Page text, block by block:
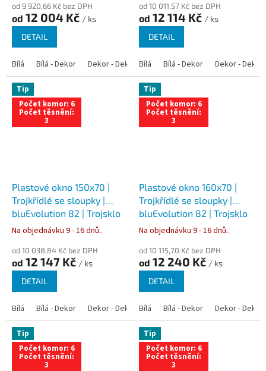
od 9 920,66 Kč bez DPH
od 12 004 Kč / ks
DETAIL
Bílá Bílá - Dekor Dekor - Dekor Bílá - Antracit Bílá - Zlatý dub
od 10 011,57 Kč bez DPH
od 12 114 Kč / ks
DETAIL
Bílá Bílá - Dekor Dekor - Dekor
Tip
Počet komor: 6
Počet těsnění:
3
Plastové okno 150x70 |
Trojkřídlé se sloupky |
bluEvolution 82 | Trojsklo
Na objednávku 9 - 16 dnů..
od 10 038,84 Kč bez DPH
od 12 147 Kč / ks
DETAIL
Bílá Bílá - Dekor Dekor - Dekor Bílá - Antracit Bílá - Zlatý dub
Tip
Počet komor: 6
Počet těsnění:
3
Plastové okno 160x70 |
Trojkřídlé se sloupky |
bluEvolution 82 | Trojsklo
Na objednávku 9 - 16 dnů..
od 10 115,70 Kč bez DPH
od 12 240 Kč / ks
DETAIL
Bílá Bílá - Dekor Dekor - Dekor
Tip
Počet komor: 6
Počet těsnění:
3
Tip
Počet komor: 6
Počet těsnění:
3